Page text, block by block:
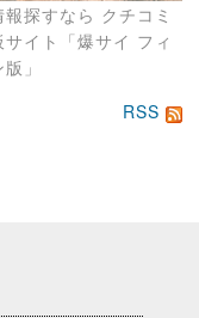
探すなら クチコミ
サイト「爆サイ フィ
」
RSS